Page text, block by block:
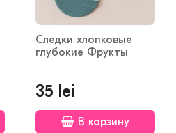
Следки хлопковые
глубокие Фрукты
35 lei
В корзину